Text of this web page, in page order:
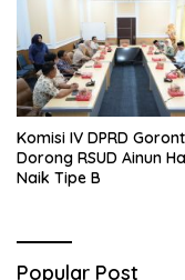
Komisi IV DPRD
Dorong RSUD Ainun
Naik Tipe B
Popular Post